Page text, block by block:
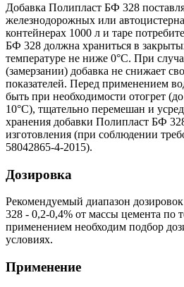
Добавка Полипласт БФ 328
железнодорожных или
контейнерах 1000 л и таре
БФ 328 должна храниться в
температуре не ниже 0°С. При
(замерзании) добавка не снижает
показателей. Перед применением
быть при необходимости отогрет
10°С), тщательно перемешан и
хранения добавки Полипласт БФ
изготовления (при соблюдении
58042865-4-2015).
Дозировка
Рекомендуемый диапазон
328 - 0,2-0,4% от массы цемента по
применением необходим подбор
условиях.
Применение